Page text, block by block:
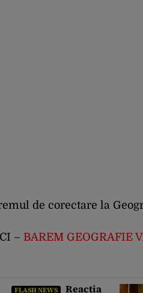
de corectare la
– BAREM GEOGRAFIE
FLASH NEWS
Reacția